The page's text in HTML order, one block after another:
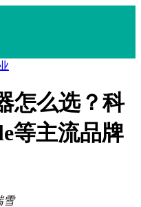
怎么选？科
等主流品牌
雪